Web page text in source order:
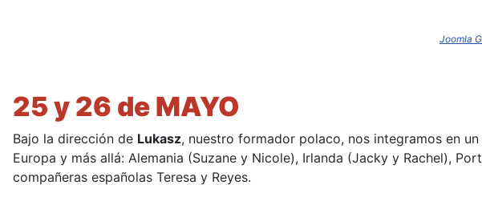
Joomla
25 y 26 de MAYO
Bajo la dirección de Lukasz, nuestro formador polaco, nos integramos en
Europa y más allá: Alemania (Suzane y Nicole), Irlanda (Jacky y Rachel),
compañeras españolas Teresa y Reyes.